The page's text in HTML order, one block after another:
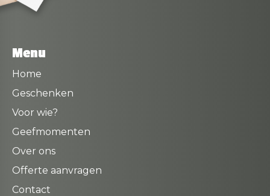
Menu
Home
Geschenken
Voor wie?
Geefmomenten
Over ons
Offerte aanvragen
Contact